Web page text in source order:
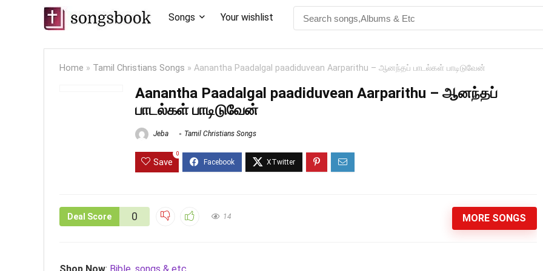
Songs Your wishlist
Home » Tamil Christians Songs » Aanantha Paadalgal paadiduvean Aarparithu – ஆனந்தப் பாடல்கள் பாடிடுவேன்
Aanantha Paadalgal paadiduvean Aarparithu – ஆனந்தப்
பாடல்கள் பாடிடுவேன்
Jeba Tamil Christians Songs
Save
0
Deal Score 0 14 MORE SONGS